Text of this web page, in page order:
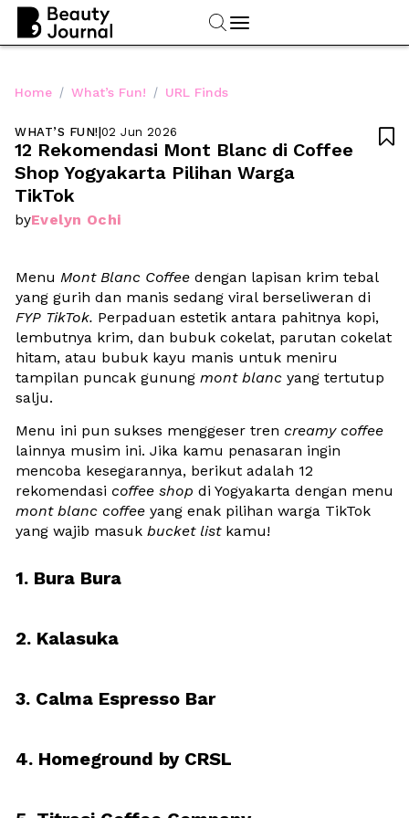
Home / What’s Fun! / URL Finds
WHAT’S FUN!|02 Jun 2026
12 Rekomendasi Mont Blanc di Coffee
Shop Yogyakarta Pilihan Warga
TikTok
byEvelyn Ochi

Menu Mont Blanc Coffee dengan lapisan krim tebal
FYP TikTok. Perpaduan estetik antara pahitnya kopi,
lembutnya krim, dan bubuk cokelat, parutan cokelat
hitam, atau bubuk kayu manis untuk meniru
tampilan puncak gunung mont blanc yang tertutup
salju.
Menu ini pun sukses menggeser tren creamy coffee
lainnya musim ini. Jika kamu penasaran ingin
mencoba kesegarannya, berikut adalah 12
rekomendasi coffee shop
mont blanc coffee yang enak pilihan warga TikTok
yang wajib masuk bucket list kamu!
1. Bura Bura
2. Kalasuka
3. Calma Espresso Bar
4. Homeground by CRSL